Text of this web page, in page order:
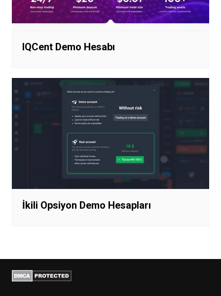
IQCent Demo Hesabı
İkili Opsiyon Demo Hesapları